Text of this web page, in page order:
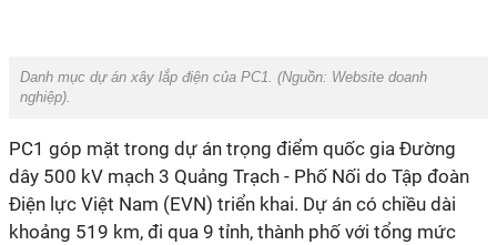
Danh mục dự án xây lắp điện của PC1. (Nguồn: Website doanh
nghiệp).
PC1 góp mặt trong dự án trọng điểm quốc gia Đường
dây 500 kV mạch 3 Quảng Trạch - Phố Nối do Tập đoàn
Điện lực Việt Nam (EVN) triển khai. Dự án có chiều dài
khoảng 519 km, đi qua 9 tỉnh, thành phố với tổng mức